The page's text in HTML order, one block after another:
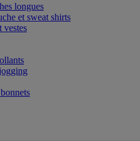
longues
et sweat shirts
vestes